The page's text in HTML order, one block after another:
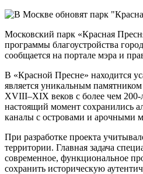
Московский парк «Красная
программы благоустройства
сообщается на портале мэра и
В «Красной Пресне» находится
является уникальным памятником
XVIII–XIX веков с более чем 200-
настоящий момент сохранились
каналы с островами и арочными
При разработке проекта
территории. Главная задача
современное, функциональное
сохранить историческую